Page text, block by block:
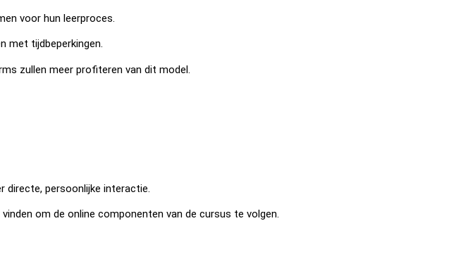
voor hun leerproces.
met tijdbeperkingen.
zullen meer profiteren van dit model.
directe, persoonlijke interactie.
om de online componenten van de cursus te volgen.